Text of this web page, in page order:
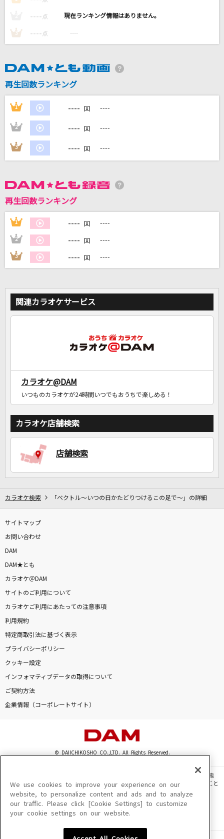
玉置成実
エルダーフラワー
[生音]ミッドナイト・シャッフル
DAMの新曲・ランキングなど
カラオケをもっと楽しもう！
自宅でカラオケ歌い放題！
家族や友達と一緒に！練習にも！
---- 点 ----
3 ---- 点 ----
再生回数ランキング
1 ---- 回 ----
2 ---- 回 ----
3 ---- 回 ----
再生回数ランキング
1 ---- 回 ----
2 ---- 回 ----
3 ---- 回 ----
関連カラオケサービス
カラオケ@DAM
いつものカラオケが24時間いつでもおうちで楽しめる！
カラオケ店舗検索
店舗検索
カラオケ検索 「ベクトル～いつの日かたどりつけるこの足で～」の詳細
サイトマップ
お問い合わせ
DAM
DAM★とも
カラオケ＠DAM
サイトのご利用について
カラオケご利用にあたっての注意事項
利用規約
特定商取引法に基づく表示
プライバシーポリシー
クッキー設定
インフォマティブデータの取得について
ご契約方法
企業情報（コーポレートサイト）
© DAIICHIKOSHO CO.,LTD. All Rights Reserved.
このサイトに掲載されている一切の文章・画像・写真・動画・音声等を、手段や形態
を問わず、著作権法の定める範囲を超えて無断で複製、転載、ファイル化などすること
を禁じます。
楽曲及びコンテンツは、機種によりご利用いただけない場合があります。
楽曲及びコンテンツの配信日、配信内容が変更になる場合があります。
We use cookies to improve your experience on our
website, to personalize content and ads and to analyze
our traffic. Please click [Cookie Settings] to customize
your cookie settings on our website.